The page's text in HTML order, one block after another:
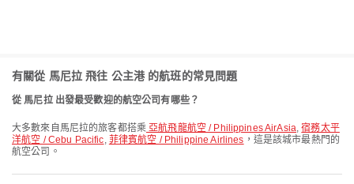
有關從 馬尼拉 飛往 公主港 的航班的常見問題
從 馬尼拉 出發最受歡迎的航空公司有哪些？
大多數來自馬尼拉的旅客都搭乘亞航飛龍航空 / Philippines AirAsia,宿務太平
洋航空 / Cebu Pacific, 菲律賓航空 / Philippine Airlines ，這是該城市最熱門的
航空公司。